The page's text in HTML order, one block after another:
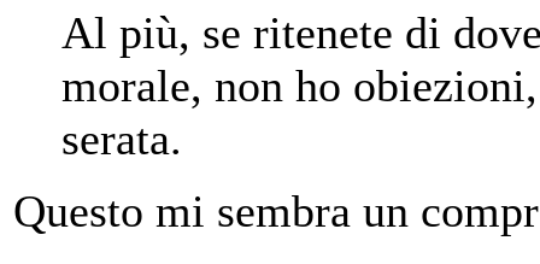
Al più, se ritenete di
morale, non ho
serata.
Questo mi sembra un